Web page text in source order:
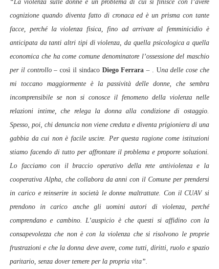
“La violenza sulle donne è un problema di cui si finisce con l’avere
cognizione quando diventa fatto di cronaca ed è un prisma con tante
facce, perché la violenza fisica, fino ad arrivare al femminicidio è
anticipata da tanti altri tipi di violenza, da quella psicologica a quella
economica che ha come comune denominatore l’ossessione del maschio
per il controllo– così il sindaco Diego Ferrara – . Una delle cose che
mi toccano maggiormente è la passività delle donne, che sembra
incomprensibile se non si conosce il fenomeno della violenza nelle
relazioni intime, che relega la donna alla condizione di ostaggio.
Spesso, poi, chi denuncia non viene creduta e diventa prigioniera di una
gabbia da cui non è facile uscire. Per questa ragione come istituzioni
stiamo facendo di tutto per affrontare il problema e proporre soluzioni.
Lo facciamo con il braccio operativo della rete antiviolenza e la
cooperativa Alpha, che collabora da anni con il Comune per prendersi
in carico e reinserire in società le donne maltrattate. Con il CUAV si
prendono in carico anche gli uomini autori di violenza, perché
comprendano e cambino. L’auspicio è che questi si affidino con la
consapevolezza che non è con la violenza che si risolvono le proprie
frustrazioni e che la donna deve avere, come tutti, diritti, ruolo e spazio
paritario, senza dover temere per la propria vita”.